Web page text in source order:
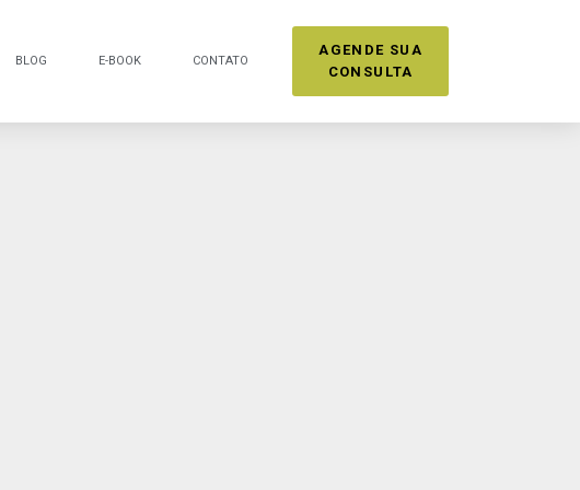
BLOG E-BOOK CONTATO
AGENDE SUA
CONSULTA